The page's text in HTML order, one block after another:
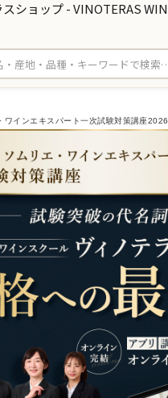
ワインエキスパート一次試験対策講座2026